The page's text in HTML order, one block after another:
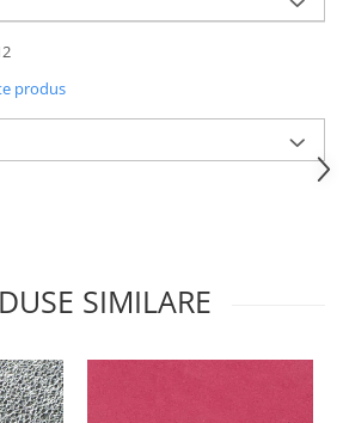
produs
SIMILARE